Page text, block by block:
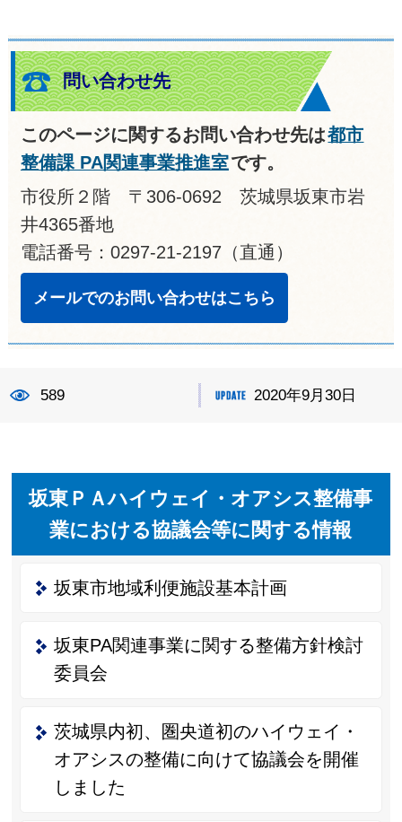
問い合わせ先
このページに関するお問い合わせ先は都市
整備課 PA関連事業推進室です。
市役所２階 〒306-0692 茨城県坂東市岩
井4365番地
電話番号：0297-21-2197（直通）
メールでのお問い合わせはこちら
589 2020年9月30日
坂東ＰＡハイウェイ・オアシス整備事
業における協議会等に関する情報
坂東市地域利便施設基本計画
坂東PA関連事業に関する整備方針検討
委員会
茨城県内初、圏央道初のハイウェイ・
オアシスの整備に向けて協議会を開催
しました